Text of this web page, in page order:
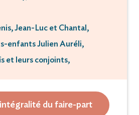
Jean-Luc et Chantal,
enfants Julien Auréli,
et leurs conjoints,
Léna, Ophélie,
Athur, Elzéar,du faire-part